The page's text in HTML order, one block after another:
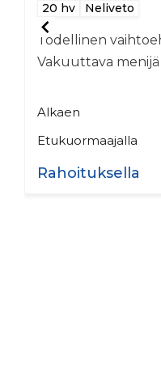
20 hv Neliveto
Todellinen
Vakuuttava menijä
Alkaen
Etukuormaajalla
Rahoituksella